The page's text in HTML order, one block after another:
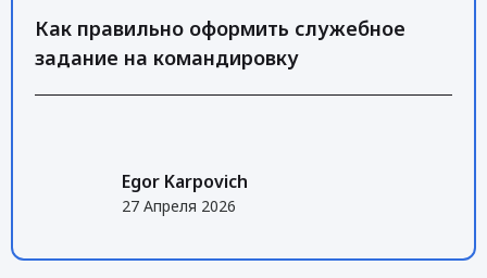
Как правильно оформить служебное
задание на командировку
Egor Karpovich
27 Апреля 2026